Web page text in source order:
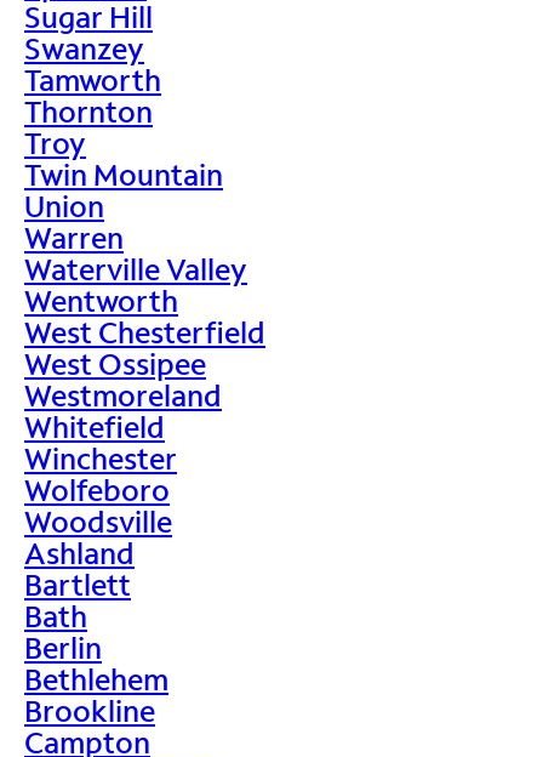
Sugar Hill
Swanzey
Tamworth
Thornton
Troy
Twin Mountain
Union
Warren
Waterville Valley
Wentworth
West Chesterfield
West Ossipee
Westmoreland
Whitefield
Winchester
Wolfeboro
Woodsville
Ashland
Bartlett
Bath
Berlin
Bethlehem
Brookline
Campton